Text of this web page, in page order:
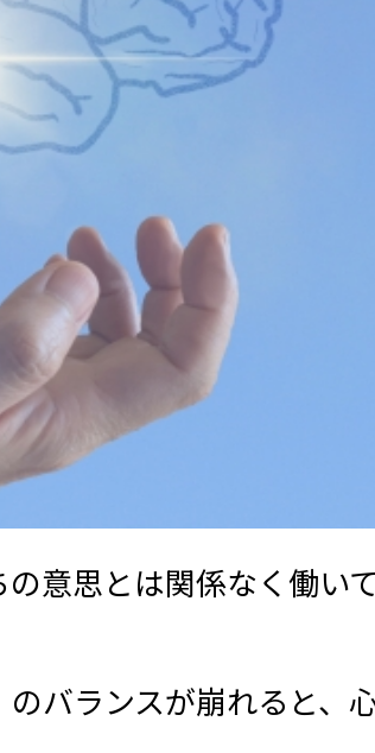
意思とは関係なく働い
バランスが崩れると、